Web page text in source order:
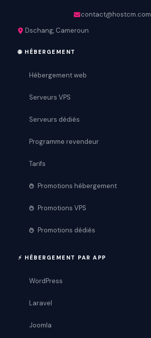
contact@hostcm.com
Dschang, Cameroun
🌐 HÉBERGEMENT
Hébergement web
Serveurs VPS
Serveurs dédiés
Programme revendeur
Tarifs
Promotions hébergement
Promotions VPS
Promotions dédiés
⚡ HÉBERGEMENT PAR APP
WordPress
Laravel
Joomla